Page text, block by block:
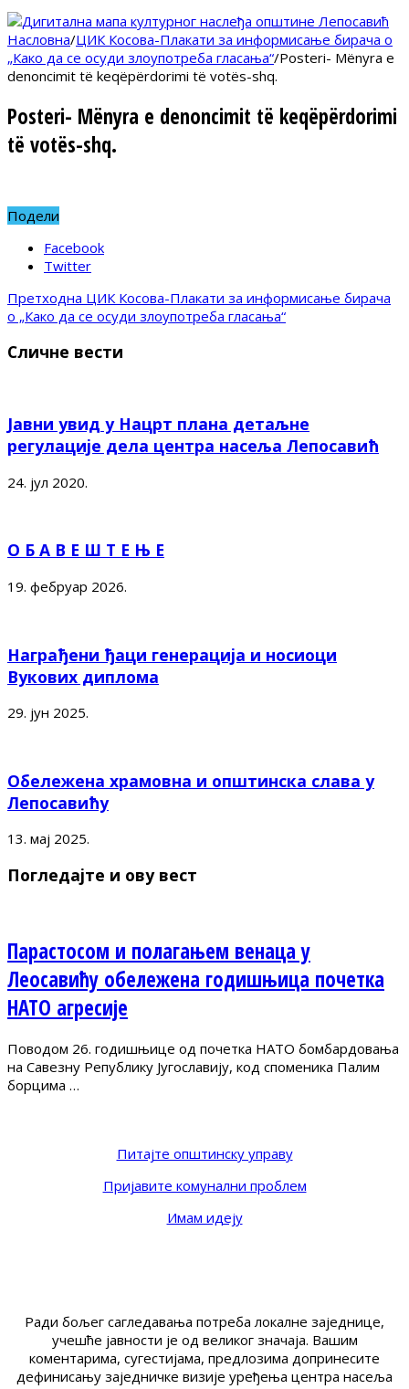
Насловна/ЦИК Косова-Плакати за информисање бирача о
„Како да се осуди злоупотреба гласања“/Posteri- Mënyra e
denoncimit të keqëpërdorimi të votës-shq.
Posteri- Mënyra e denoncimit të keqëpërdorimi
të votës-shq.
Подели
Facebook
Twitter
Претходна ЦИК Косова-Плакати за информисање бирача
о „Како да се осуди злоупотреба гласања“
Сличне вести
Јавни увид у Нацрт плана детаљне
регулације дела центра насеља Лепосавић
24. јул 2020.
О Б А В Е Ш Т Е Њ Е
19. фебруар 2026.
Награђени ђаци генерација и носиоци
Вукових диплома
29. јун 2025.
Обележена храмовна и општинска слава у
Лепосавићу
13. мај 2025.
Погледајте и ову вест
Парастосом и полагањем венаца у
Леосавићу обележена годишњица почетка
НАТО агресије
Поводом 26. годишњице од почетка НАТО бомбардовања
на Савезну Републику Југославију, код споменика Палим
борцима …
Питајте општинску управу
Пријавите комунални проблем
Имам идеју
Ради бољег сагледавања потреба локалне заједнице,
учешће јавности је од великог значаја. Вашим
коментарима, сугестијама, предлозима допринесите
дефинисању заједничке визије уређења центра насеља